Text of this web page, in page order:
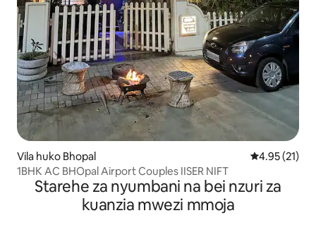
Vila huko Bhopal Ukadiriaji wa
4.95 (21)
1BHK AC BHOpal Airport Couples IISER NIFT
Starehe za nyumbani na bei nzuri za
kuanzia mwezi mmoja